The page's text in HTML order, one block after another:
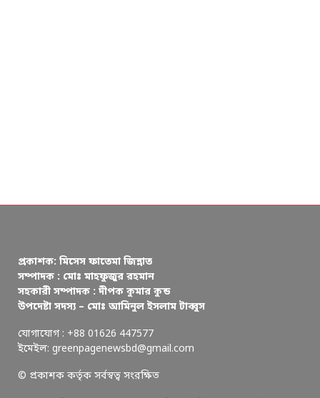
প্রকাশক: মিসেস ফাতেমা জিন্নাত
সম্পাদক : মোঃ মাহফুজুর রহমান
সহকারী সম্পাদক : দীপক কুমার কুন্ড
উপদেষ্টা সদস্য – মোঃ আমিনুল ইসলাম টাব্বুস
যোগাযোগ : +88 01626 447577
ইমেইল: greenpagenewsbd@gmail.com
© প্রকাশক কর্তৃক সর্বস্বত্ব সংরক্ষিত